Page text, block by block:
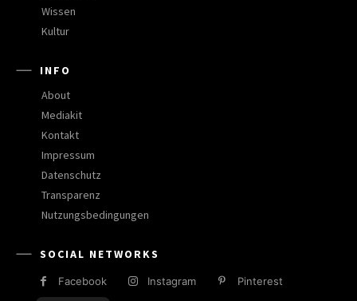
Wissen
Kultur
INFO
About
Mediakit
Kontakt
Impressum
Datenschutz
Transparenz
Nutzungsbedingungen
SOCIAL NETWORKS
Facebook Instagram
Pinterest